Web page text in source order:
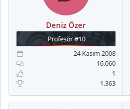
Deniz Özer
24 Kasım 2008
16.060
1
1.363